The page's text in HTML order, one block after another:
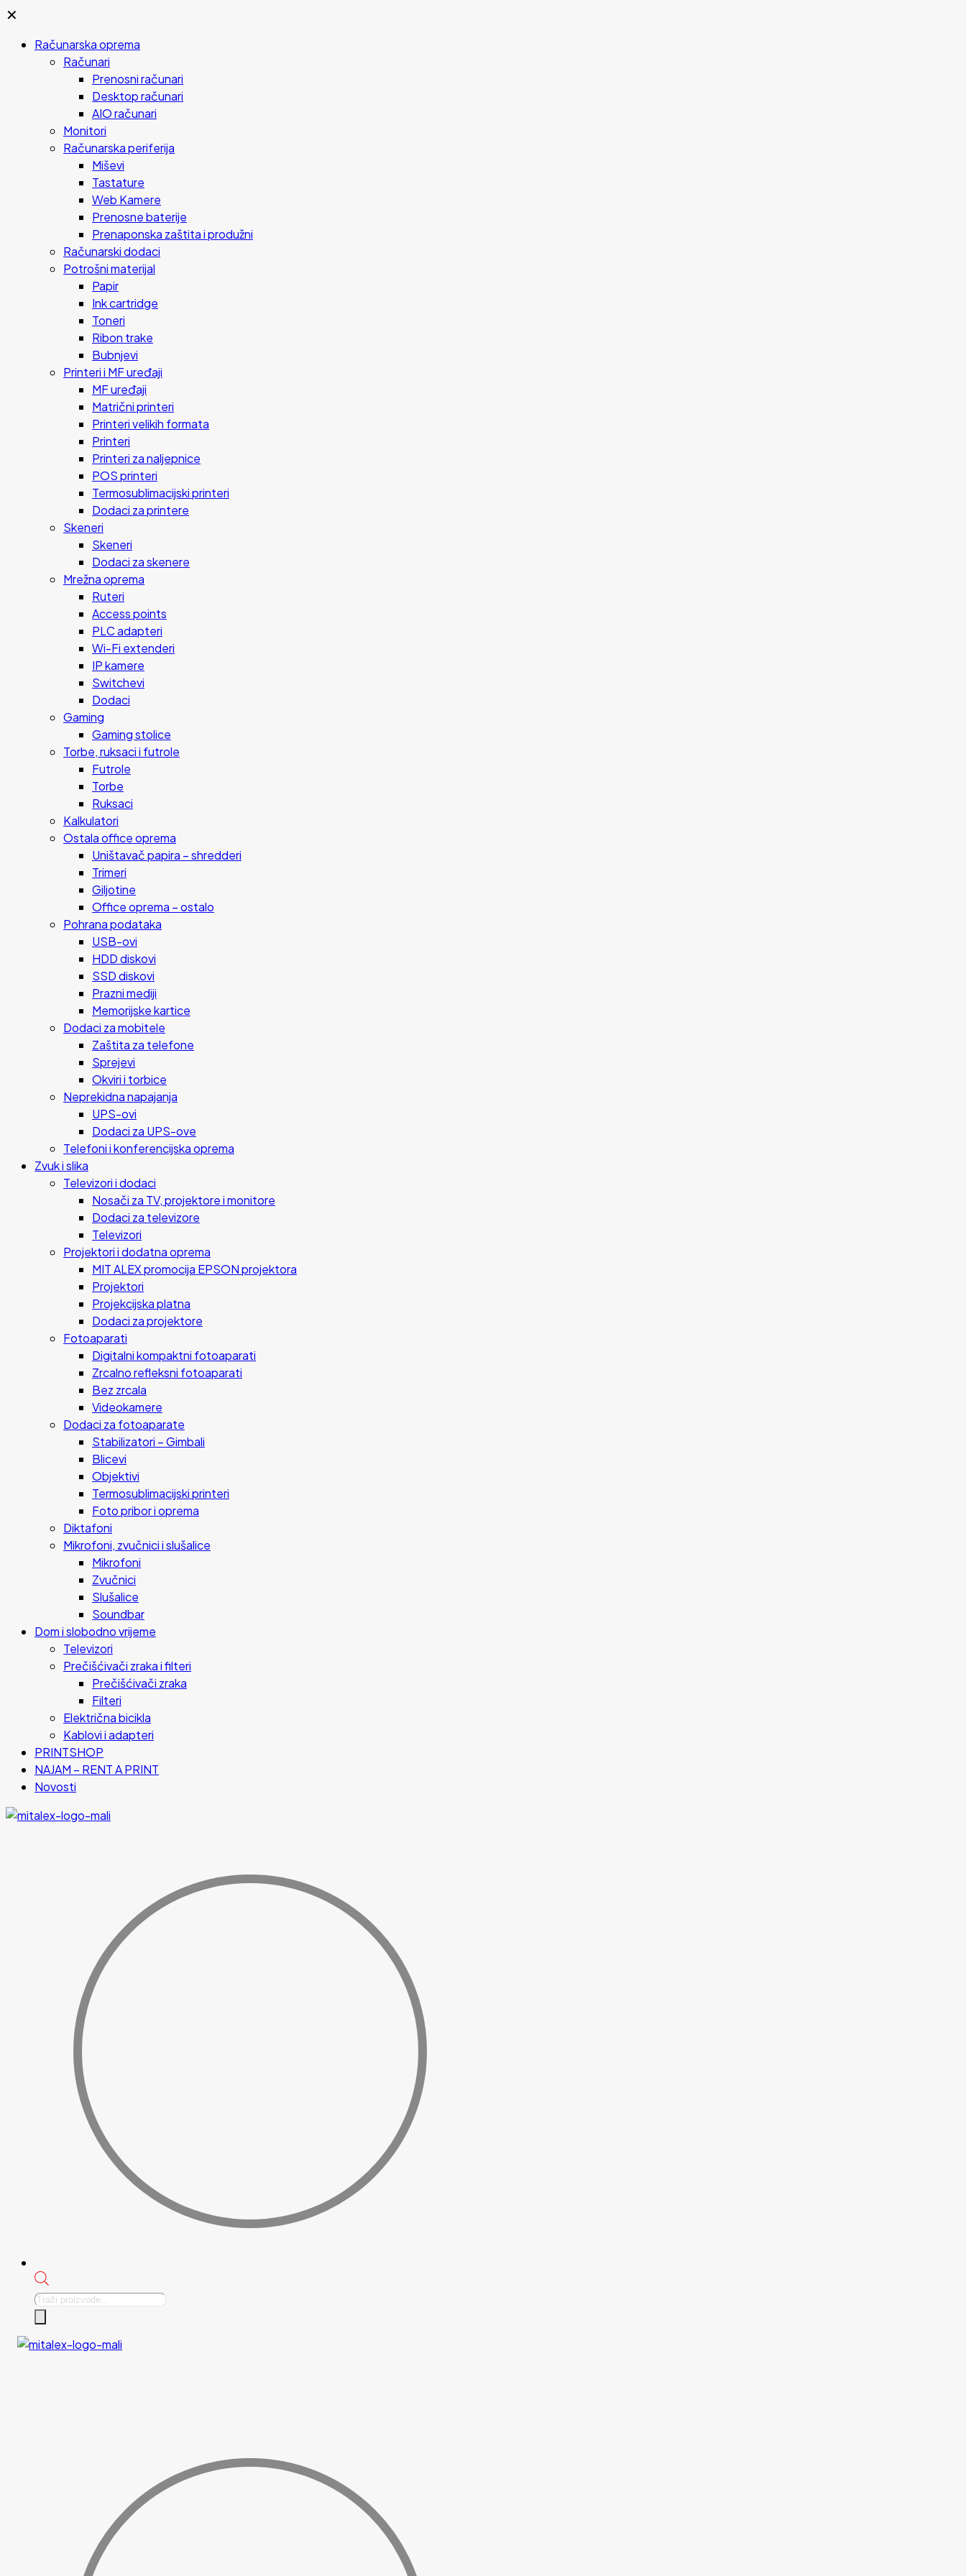
✕
Računarska oprema
Računari
Prenosni računari
Desktop računari
AIO računari
Monitori
Računarska periferija
Miševi
Tastature
Web Kamere
Prenosne baterije
Prenaponska zaštita i produžni
Računarski dodaci
Potrošni materijal
Papir
Ink cartridge
Toneri
Ribon trake
Bubnjevi
Printeri i MF uređaji
MF uređaji
Matrični printeri
Printeri velikih formata
Printeri
Printeri za naljepnice
POS printeri
Termosublimacijski printeri
Dodaci za printere
Skeneri
Skeneri
Dodaci za skenere
Mrežna oprema
Ruteri
Access points
PLC adapteri
Wi-Fi extenderi
IP kamere
Switchevi
Dodaci
Gaming
Gaming stolice
Torbe, ruksaci i futrole
Futrole
Torbe
Ruksaci
Kalkulatori
Ostala office oprema
Uništavač papira – shredderi
Trimeri
Giljotine
Office oprema – ostalo
Pohrana podataka
USB-ovi
HDD diskovi
SSD diskovi
Prazni mediji
Memorijske kartice
Dodaci za mobitele
Zaštita za telefone
Sprejevi
Okviri i torbice
Neprekidna napajanja
UPS-ovi
Dodaci za UPS-ove
Telefoni i konferencijska oprema
Zvuk i slika
Televizori i dodaci
Nosači za TV, projektore i monitore
Dodaci za televizore
Televizori
Projektori i dodatna oprema
MIT ALEX promocija EPSON projektora
Projektori
Projekcijska platna
Dodaci za projektore
Fotoaparati
Digitalni kompaktni fotoaparati
Zrcalno refleksni fotoaparati
Bez zrcala
Videokamere
Dodaci za fotoaparate
Stabilizatori – Gimbali
Blicevi
Objektivi
Termosublimacijski printeri
Foto pribor i oprema
Diktafoni
Mikrofoni, zvučnici i slušalice
Mikrofoni
Zvučnici
Slušalice
Soundbar
Dom i slobodno vrijeme
Televizori
Prečišćivači zraka i filteri
Prečišćivači zraka
Filteri
Električna bicikla
Kablovi i adapteri
PRINTSHOP
NAJAM – RENT A PRINT
Novosti
Products
search